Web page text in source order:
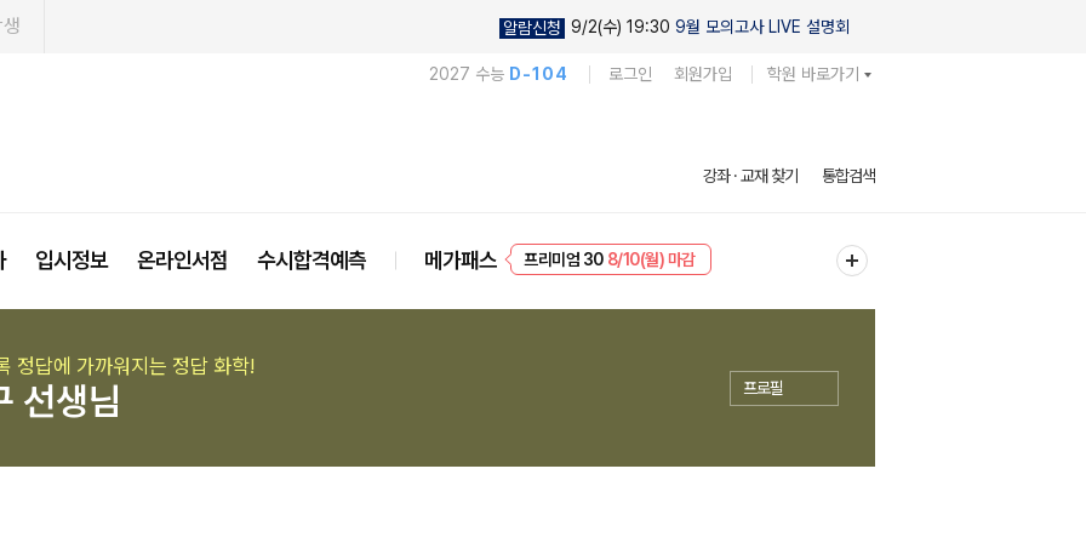
알람신청 9/2(수) 19:30 9월 모의고사 LIVE 설명회
2027 수능 D-104 로그인 회원가입 학원 바로가기
강좌 · 교재 찾기 통합검색
입시정보 온라인서점 수시합격예측 메가패스
프리미엄 30 8/10(월) 마감
정답에 가까워지는 정답 화학!
선생님 프로필